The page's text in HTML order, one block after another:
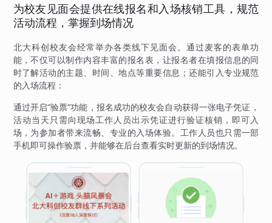
为校友见面会提供在线报名和入场核销工具，规范
活动流程，掌握到场情况
北大科创校友会经常举办各类线下见面会。通过麦客的表单功
能，不仅可以制作内容丰富的报名表，让报名者在填报信息的同
时了解活动的主题、时间、地点等重要信息；还能引入专业规范
的入场流程：
通过开启“验票”功能，报名成功的校友会自动获得一张电子凭证，
活动当天只需向现场工作人员出示凭证进行验证核销，即可入
场，为参加者带来流畅、专业的入场体验。工作人员也只需一部
手机即可操作验票，并能够在后台查看实时更新的到场情况。